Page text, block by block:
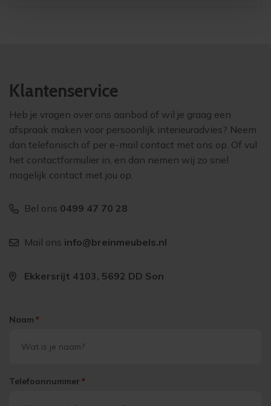
Klantenservice
Heb je vragen over ons aanbod of wil je graag een
afspraak maken voor persoonlijk interieuradvies? Neem
dan telefonisch of per e-mail contact met ons op. Of vul
het contactformulier in, en dan nemen wij zo snel
mogelijk contact met jou op.
Bel ons 0499 47 70 28
Mail ons info@breinmeubels.nl
Ekkersrijt 4103, 5692 DD Son
Naam *
Telefoonnummer *